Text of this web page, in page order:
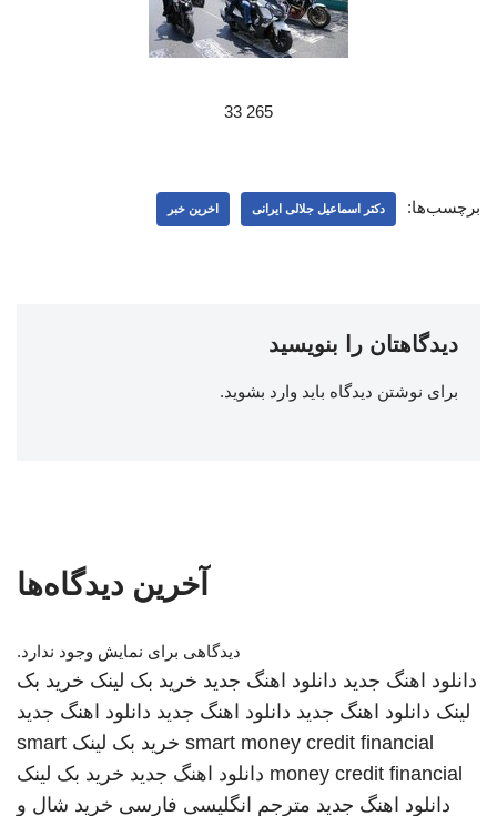
265 33
برچسب‌ها: دکتر اسماعیل جلالی ایرانی اخرین خبر
دیدگاهتان را بنویسید
برای نوشتن دیدگاه باید وارد بشوید.
آخرین دیدگاه‌ها
دیدگاهی برای نمایش وجود ندارد.
دانلود اهنگ جدید دانلود اهنگ جدید خرید بک لینک خرید بک
لینک دانلود اهنگ جدید دانلود اهنگ جدید دانلود اهنگ جدید
smart money credit financial خرید بک لینک smart
money credit financial دانلود اهنگ جدید خرید بک لینک
دانلود اهنگ جدید مترجم انگلیسی فارسی خرید شال و